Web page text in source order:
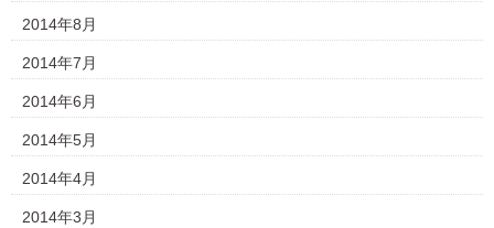
2014年8月
2014年7月
2014年6月
2014年5月
2014年4月
2014年3月